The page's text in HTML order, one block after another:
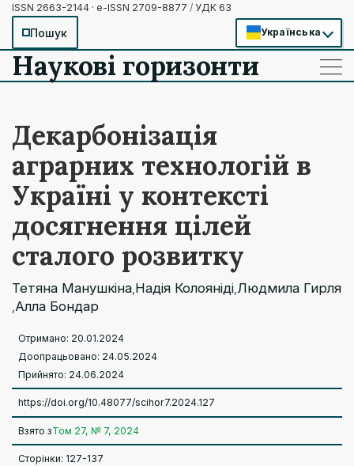
ISSN 2663-2144 · e-ISSN 2709-8877 / УДК 63
Пошук Українська
Наукові горизонти ——
——
——
Декарбонізація
аграрних технологій в
Україні у контексті
досягнення цілей
сталого розвитку
Тетяна Манушкіна Надія Колояніді Людмила Гирля
Алла Бондар
Отримано: 20.01.2024
Доопрацьовано: 24.05.2024
Прийнято: 24.06.2024
https://doi.org/10.48077/scihor7.2024.127
Взято зТом 27, № 7, 2024
Сторінки: 127-137